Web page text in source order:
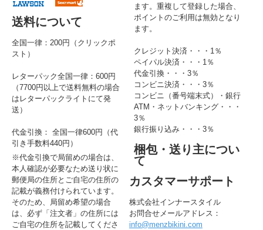
送料について
全国一律：200円（クリックポ
スト）
レターパック全国一律：600円
（7700円以上で送料無料の場合
はレターパックライトにて発
送）
代金引換： 全国一律600円（代
引き手数料440円）
※代金引換で局留めの場合は、
本人確認が必要なため送り状に
郵便局の住所とご自宅の住所の
記載が義務付けられています。
そのため、局留め希望の場合
は、必ず「注文者」の住所には
ご自宅の住所を記載してくださ
ます。重複して登録した場合、
ポイントのご利用は無効となり
ます。
クレジット決済・・・1％
ペイパル決済・・・1％
代金引換・・・3％
コンビニ決済・・・3％
コンビニ（番号端末式）・銀行
ATM・ネットバンキング・・・
3％
銀行振り込み・・・3％
梱包・送り主につい
て
カスタマーサポート
株式会社インナースタイル
お問合せメールアドレス：
info@menzbikini.com